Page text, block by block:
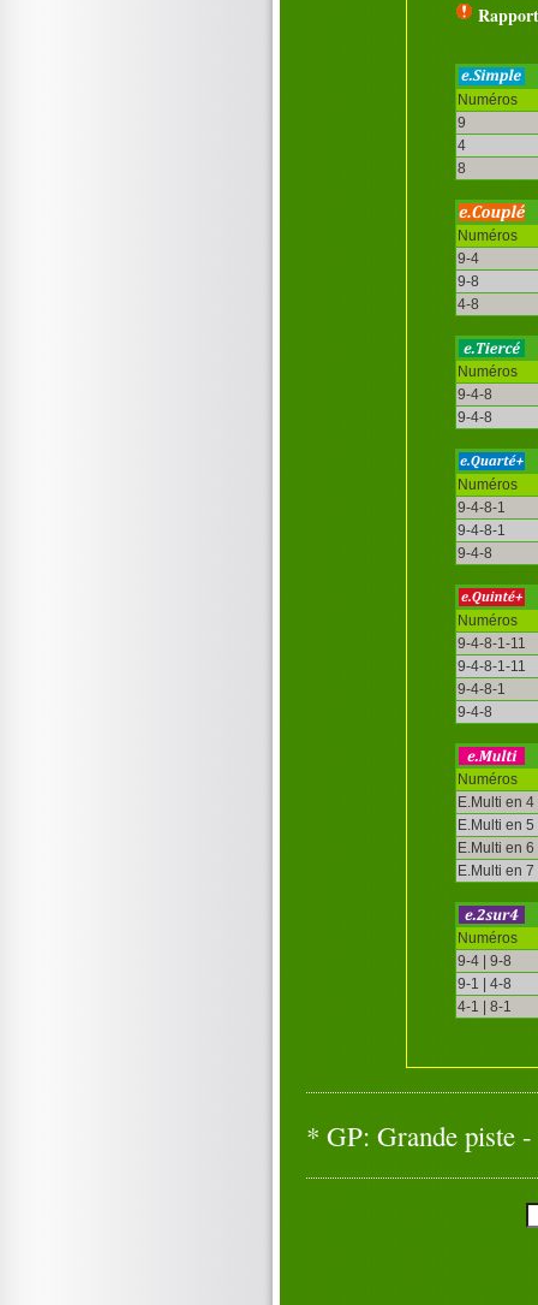
Numéros
9
4
8
Numéros
9-4
9-8
4-8
Numéros
9-4-8
9-4-8
Numéros
9-4-8-1
9-4-8-1
9-4-8
Numéros
9-4-8-1-11
9-4-8-1-11
9-4-8-1
9-4-8
Numéros
E.Multi en 4
E.Multi en 5
E.Multi en 6
E.Multi en 7
Numéros
9-4 | 9-8
9-1 | 4-8
4-1 | 8-1
* GP: Grande piste